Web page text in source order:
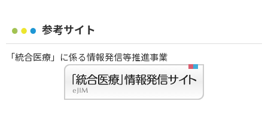
参考サイト
「統合医療」に係る情報発信等推進事業